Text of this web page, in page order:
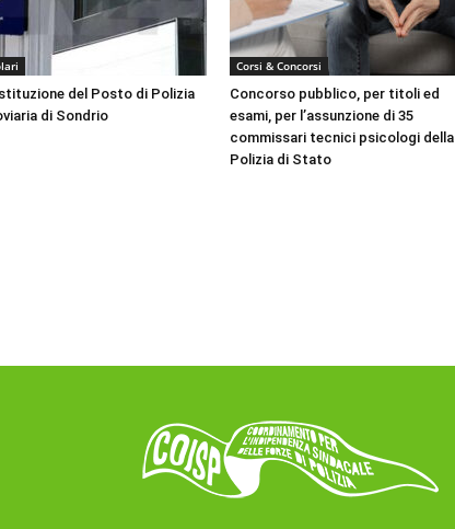
del Posto di Polizia
di Sondrio
Corsi & Concorsi
Concorso pubblico, per titoli ed
esami, per l’assunzione di 35
commissari tecnici psicologi della
Polizia di Stato